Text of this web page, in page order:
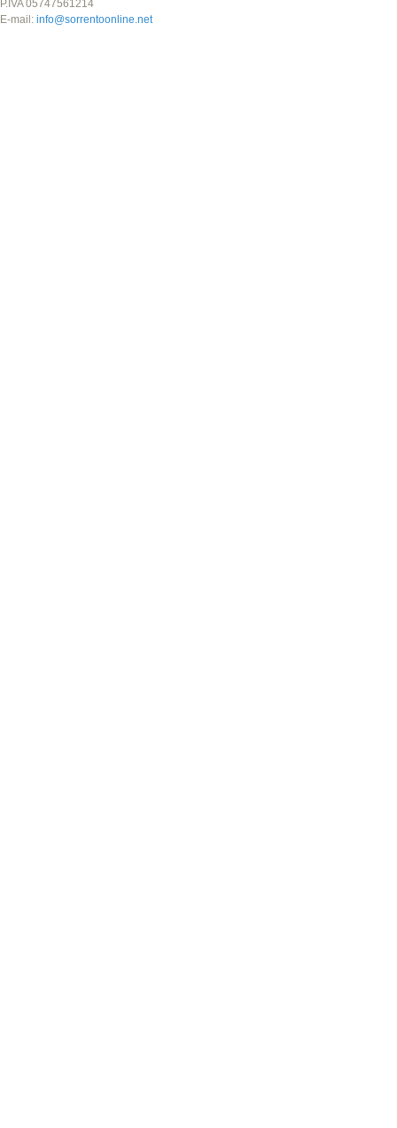
P.IVA 05747561214
E-mail: info@sorrentoonline.net